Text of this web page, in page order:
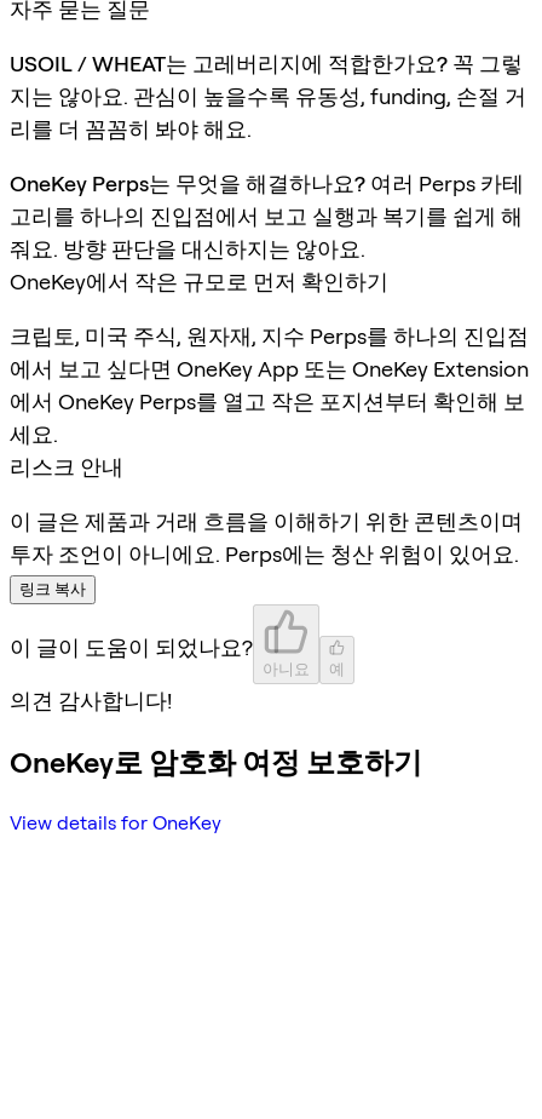
자주 묻는 질문
USOIL / WHEAT는 고레버리지에 적합한가요? 꼭 그렇
지는 않아요. 관심이 높을수록 유동성, funding, 손절 거
리를 더 꼼꼼히 봐야 해요.
OneKey Perps는 무엇을 해결하나요? 여러 Perps 카테
고리를 하나의 진입점에서 보고 실행과 복기를 쉽게 해
줘요. 방향 판단을 대신하지는 않아요.
OneKey에서 작은 규모로 먼저 확인하기
크립토, 미국 주식, 원자재, 지수 Perps를 하나의 진입점
에서 보고 싶다면 OneKey App 또는 OneKey Extension
에서 OneKey Perps를 열고 작은 포지션부터 확인해 보
세요.
리스크 안내
이 글은 제품과 거래 흐름을 이해하기 위한 콘텐츠이며
투자 조언이 아니에요. Perps에는 청산 위험이 있어요.
링크 복사
이 글이 도움이 되었나요?
아니요 예
의견 감사합니다!
OneKey로 암호화 여정 보호하기
View details for OneKey